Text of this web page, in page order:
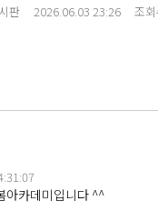
판 2026.06.03 23:26 조
아카데미입니다 ^^